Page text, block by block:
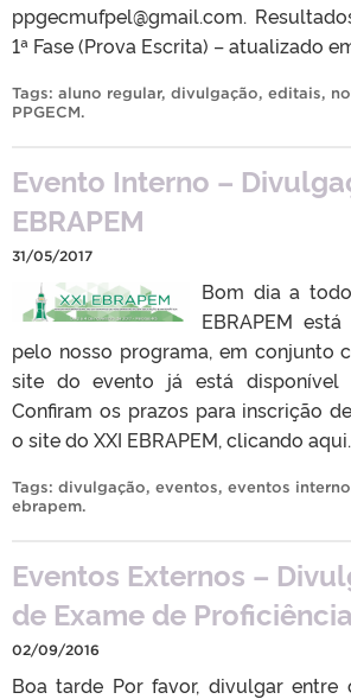
ppgecmufpel@gmail.com.
1ª Fase (Prova Escrita) – atualizado
Tags: aluno regular, divulgação, editais,
PPGECM.
Evento Interno –
EBRAPEM
31/05/2017
Bom dia a
EBRAPEM
pelo nosso programa, em conjunto
site do evento já está disponível
Confiram os prazos para inscrição
o site do XXI EBRAPEM, clicando aqui.
Tags: divulgação, eventos, eventos
ebrapem.
Eventos Externos –
de Exame de Proficiência
02/09/2016
Boa tarde Por favor, divulgar